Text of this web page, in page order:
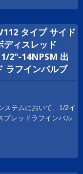
ブは、NSF、cUPC、
ます。 世界中でビジネ
をサポートしていま
客の要求に応じてカス
、G 1/2、および
。
タイプ サイド
ディスレッド
2"-14NPSM 出
ラフインバルブ
ステムにおいて、1/2イ
プレッドラフインバル
ブは、NSF、cUPC、